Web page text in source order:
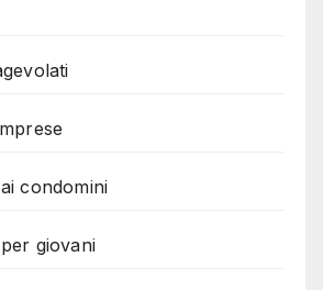
condomini
giovani